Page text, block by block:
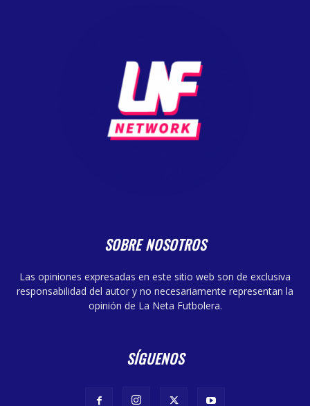
SOBRE NOSOTROS
Las opiniones expresadas en este sitio web son de exclusiva
responsabilidad del autor y no necesariamente representan la
opinión de La Neta Futbolera.
SÍGUENOS